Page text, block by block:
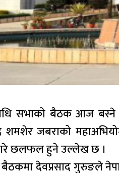
सभाको बैठक आज
शमशेर जबराको
छलफल हुने उल्लेख छ ।
देवप्रसाद गुरुङले